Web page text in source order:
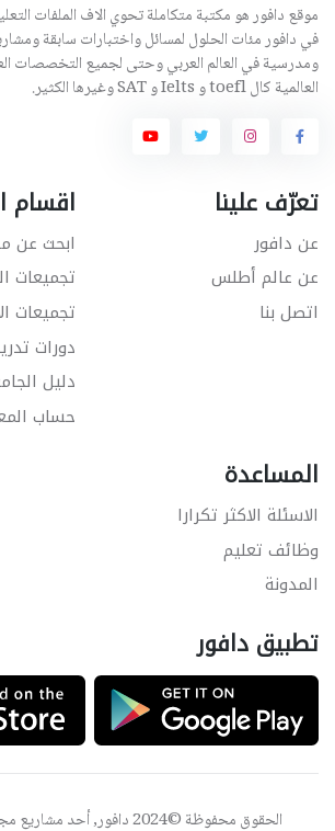
موقع دافور هو مكتبة متكاملة تحوي الاف الملفات
في دافور مئات الحلول لمسائل واختبارات سابقة
ومدرسية في العالم العربي وحتى لجميع التخصصات
العالمية كال toefl و Ielts و SAT وغيرها الكثير.
تعرّف علينا
عن دافور
عن عالم أطلس
اتصل بنا
اقسام
ابحث عن
تجميعات
تجميعات
دورات
دليل
حساب
المساعدة
الاسئلة الاكثر تكرارا
وظائف تعليم
المدونة
تطبيق دافور
الحقوق محفوظة ©2024 دافور, أحد مشاريع مجموعة